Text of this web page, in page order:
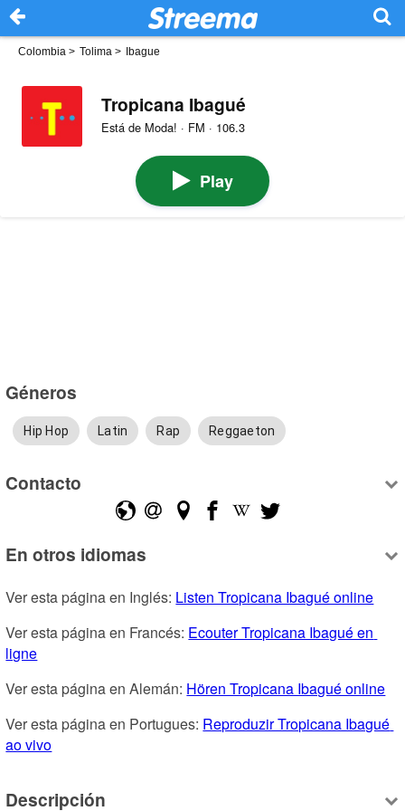
Colombia > Tolima > Ibague
Tropicana Ibagué
Está de Moda! · FM · 106.3
Play
Géneros
Hip Hop Latin Rap Reggaeton
Contacto
En otros idiomas
Ver esta página en Inglés: Listen Tropicana Ibagué online
Ver esta página en Francés: Ecouter Tropicana Ibagué en
ligne
Ver esta página en Alemán: Hören Tropicana Ibagué online
Ver esta página en Portugues: Reproduzir Tropicana Ibagué
ao vivo
Descripción